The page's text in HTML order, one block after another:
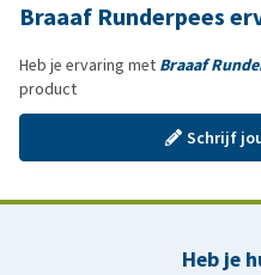
Braaaf Runderpees
Heb je ervaring met Braaaf
product
Schrijf
Heb je